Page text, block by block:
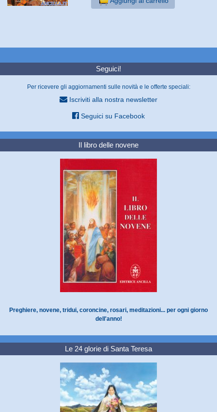
Seguici!
Per ricevere gli aggiornamenti sulle novità e le offerte speciali:
Iscriviti alla nostra newsletter
Seguici su Facebook
Il libro delle novene
Preghiere, novene, tridui, coroncine, rosari, meditazioni... per ogni giorno
dell'anno!
Le 24 glorie di Santa Teresa